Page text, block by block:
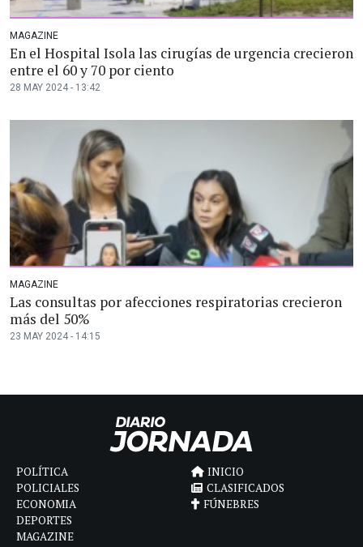
MAGAZINE
En el Hospital Isola las cirugías de urgencia crecieron
entre el 60 y 70 por ciento
28 MAY 2024 - 13:42
MAGAZINE
Las consultas por afecciones respiratorias crecieron
más del 50%
23 MAY 2024 - 14:15
POLÍTICA
POLICIALES
ECONOMIA
DEPORTES
MAGAZINE
INICIO
CLASIFICADOS
FÚNEBRES